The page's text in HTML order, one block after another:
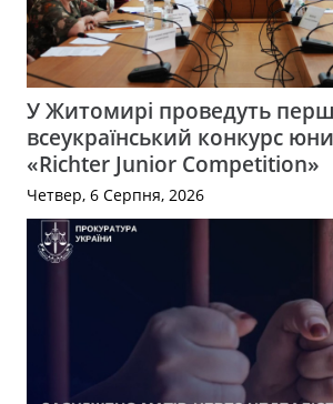
У Житомирі проведуть
всеукраїнський конкурс
«Richter Junior Competition»
Четвер, 6 Серпня, 2026